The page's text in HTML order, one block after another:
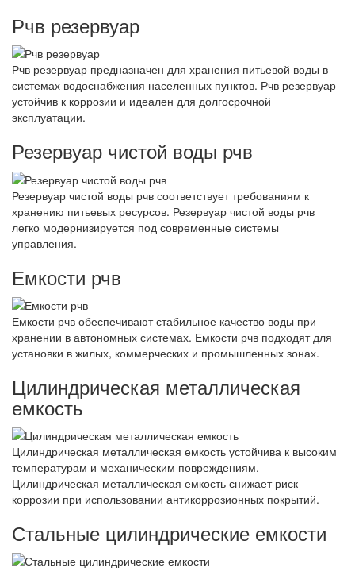
Рчв резервуар
Рчв резервуар предназначен для хранения питьевой воды в
системах водоснабжения населенных пунктов. Рчв резервуар
устойчив к коррозии и идеален для долгосрочной
эксплуатации.
Резервуар чистой воды рчв
Резервуар чистой воды рчв соответствует требованиям к
хранению питьевых ресурсов. Резервуар чистой воды рчв
легко модернизируется под современные системы
управления.
Емкости рчв
Емкости рчв обеспечивают стабильное качество воды при
хранении в автономных системах. Емкости рчв подходят для
установки в жилых, коммерческих и промышленных зонах.
Цилиндрическая металлическая
емкость
Цилиндрическая металлическая емкость устойчива к высоким
температурам и механическим повреждениям.
Цилиндрическая металлическая емкость снижает риск
коррозии при использовании антикоррозионных покрытий.
Стальные цилиндрические емкости